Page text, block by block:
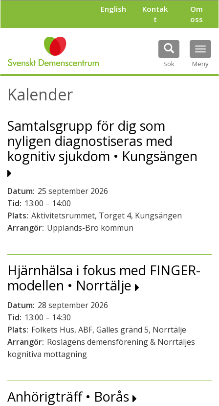
l
English
Kontak
t
Om
oss
Sök Meny
Kalender
Samtalsgrupp för dig som
nyligen diagnostiseras med
kognitiv sjukdom • Kungsängen
Datum: 25 september 2026
Tid: 13:00 – 14:00
Plats: Aktivitetsrummet, Torget 4, Kungsängen
Arrangör: Upplands-Bro kommun
Hjärnhälsa i fokus med FINGER-
modellen • Norrtälje
Datum: 28 september 2026
Tid: 13:00 – 14:30
Plats: Folkets Hus, ABF, Galles gränd 5, Norrtälje
Arrangör: Roslagens demensförening & Norrtäljes
kognitiva mottagning
Anhörigträff • Borås